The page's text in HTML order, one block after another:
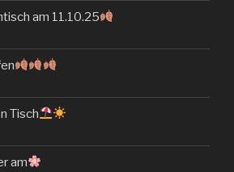
am 11.10.25
Tisch
am